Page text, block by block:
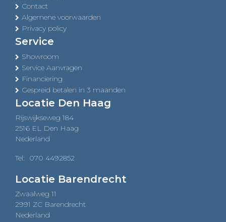
Contact
Algemene voorwaarden
Privacy policy
Service
Showroom
Service Aanvragen
Financiering
Gespreid betalen in 3 maanden
Locatie Den Haag
Rijswijkseweg 184
2516 EL Den Haag
Nederland
Tel: 070 4492852
Locatie Barendrecht
Zwaalweg 11
2991 ZC Barendrecht
Nederland